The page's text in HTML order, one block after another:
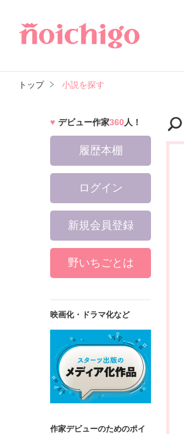
トップ 小説を探す
デビュー作家360人！
履歴本棚
ログイン
新規会員登録
野いちごとは
映画化・ドラマ化など
作家デビューのためのポイ